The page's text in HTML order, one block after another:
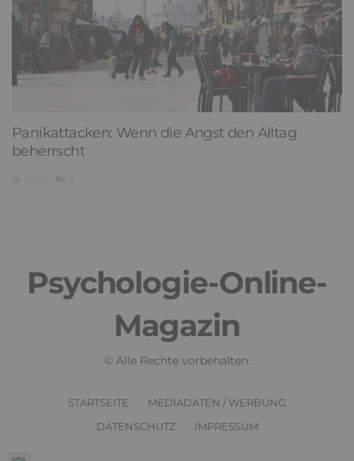
Panikattacken: Wenn die Angst den Alltag
beherrscht
Psychologie-Online-
Magazin
© Alle Rechte vorbehalten.
STARTSEITE
MEDIADATEN / WERBUNG
DATENSCHUTZ
IMPRESSUM